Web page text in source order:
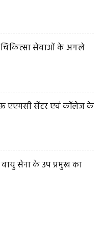
चिकित्सा सेवाओं के अगले
एएमसी सेंटर एवं कॉलेज के
सेना के उप प्रमुख का